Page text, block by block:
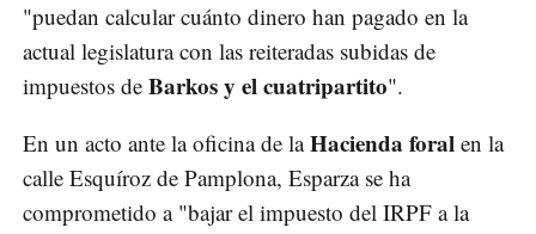
"puedan calcular cuánto dinero han pagado en la
actual legislatura con las reiteradas subidas de
impuestos de Barkos y el cuatripartito".
En un acto ante la oficina de laHacienda foral en la
calle Esquíroz de Pamplona, Esparza se ha
comprometido a "bajar el impuesto del IRPF a la